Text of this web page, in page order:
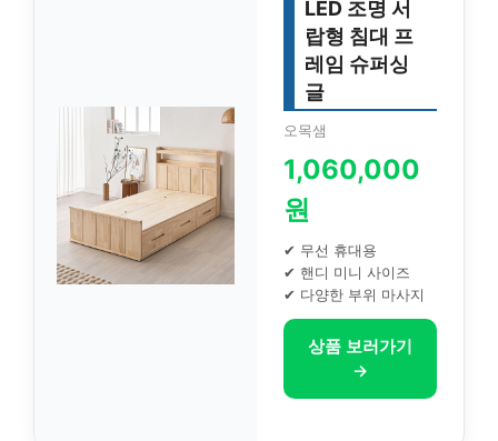
LED 조명 서
랍형 침대 프
레임 슈퍼싱
글
오목샘
1,060,000
원
✔ 무선 휴대용
✔ 핸디 미니 사이즈
✔ 다양한 부위 마사지
상품 보러가기
→